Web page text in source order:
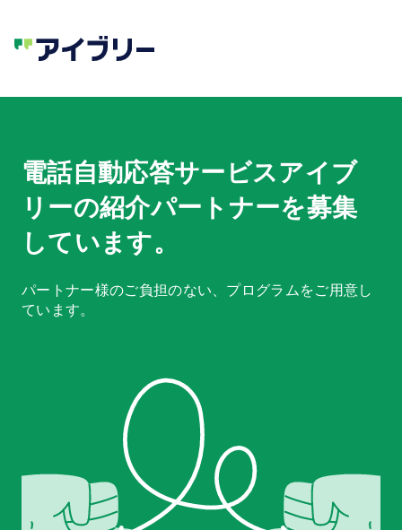
電話自動応答サービスアイブ
リーの紹介パートナーを募集
しています。
パートナー様のご負担のない、プログラムをご用意し
ています。